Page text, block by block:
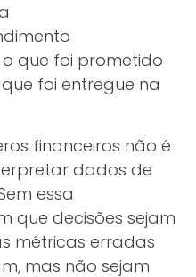
que foi prometido
foi entregue na
financeiros não é
dados de
essa
que decisões sejam
métricas erradas
mas não sejam